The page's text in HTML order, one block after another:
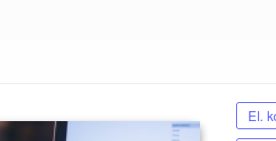
El.